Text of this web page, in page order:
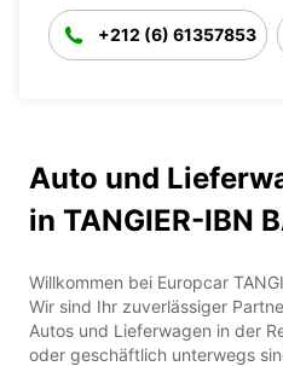
+212 (6) 61357853
Auto und
in TANGIER-IBN
Willkommen bei Europcar
Wir sind Ihr zuverlässiger
Autos und Lieferwagen in der
oder geschäftlich unterwegs